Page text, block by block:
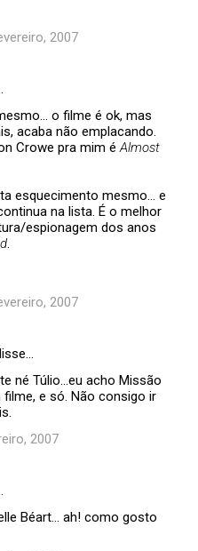
2007
o filme é ok, mas
acaba não emplacando.
Crowe pra mim éAlmost
esquecimento mesmo... e
na lista. É o melhor
espionagem dos anos
.
2007
né Túlio...eu acho Missão
e só. Não consigo ir
2007
Béart... ah! como gosto